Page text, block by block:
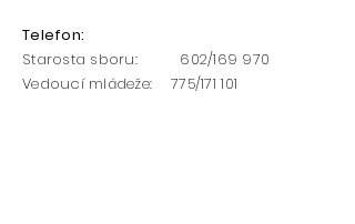
Telefon:
Starosta sboru: 602/169 970
Vedoucí mládeže: 775/171 101